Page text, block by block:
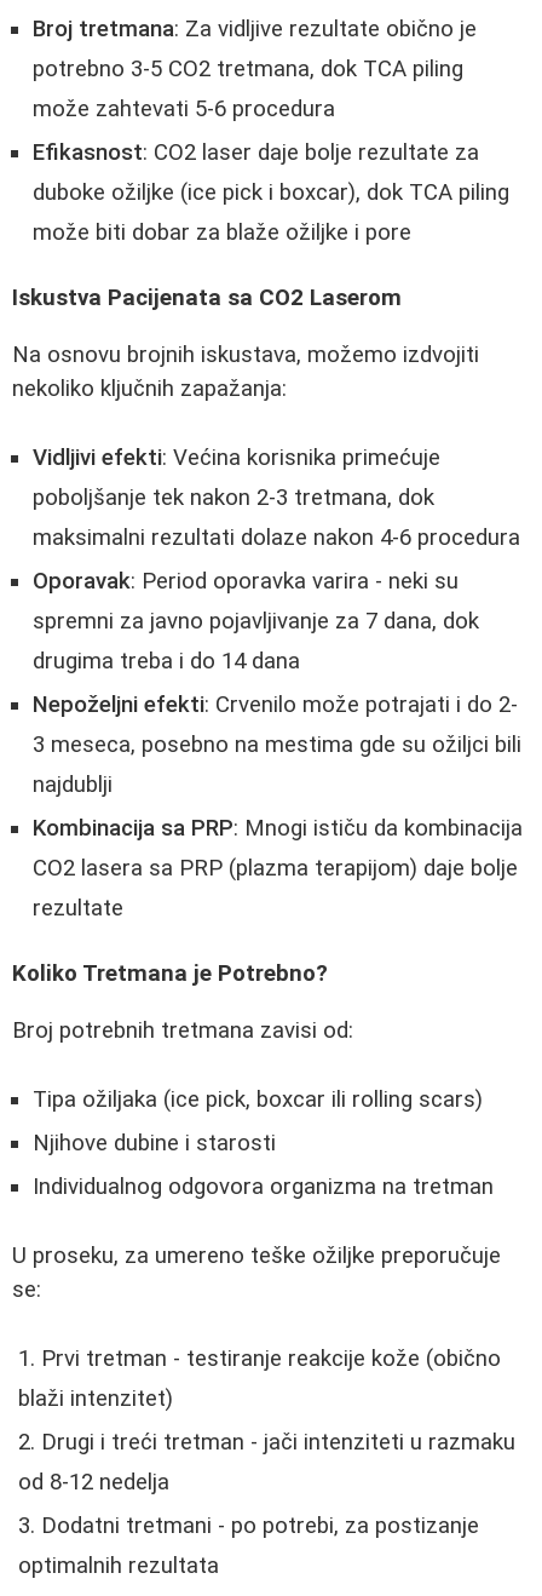
Broj tretmana: Za vidljive rezultate obično je
potrebno 3-5 CO2 tretmana, dok TCA piling
može zahtevati 5-6 procedura
Efikasnost: CO2 laser daje bolje rezultate za
duboke ožiljke (ice pick i boxcar), dok TCA piling
može biti dobar za blaže ožiljke i pore
Iskustva Pacijenata sa CO2 Laserom
Na osnovu brojnih iskustava, možemo izdvojiti
nekoliko ključnih zapažanja:
Vidljivi efekti: Većina korisnika primećuje
poboljšanje tek nakon 2-3 tretmana, dok
maksimalni rezultati dolaze nakon 4-6 procedura
Oporavak: Period oporavka varira - neki su
spremni za javno pojavljivanje za 7 dana, dok
drugima treba i do 14 dana
Nepoželjni efekti: Crvenilo može potrajati i do 2-
3 meseca, posebno na mestima gde su ožiljci bili
najdublji
Kombinacija sa PRP: Mnogi ističu da kombinacija
CO2 lasera sa PRP (plazma terapijom) daje bolje
rezultate
Koliko Tretmana je Potrebno?
Broj potrebnih tretmana zavisi od:
Tipa ožiljaka (ice pick, boxcar ili rolling scars)
Njihove dubine i starosti
Individualnog odgovora organizma na tretman
U proseku, za umereno teške ožiljke preporučuje
se:
Prvi tretman - testiranje reakcije kože (obično
blaži intenzitet)
Drugi i treći tretman - jači intenziteti u razmaku
od 8-12 nedelja
Dodatni tretmani - po potrebi, za postizanje
optimalnih rezultata